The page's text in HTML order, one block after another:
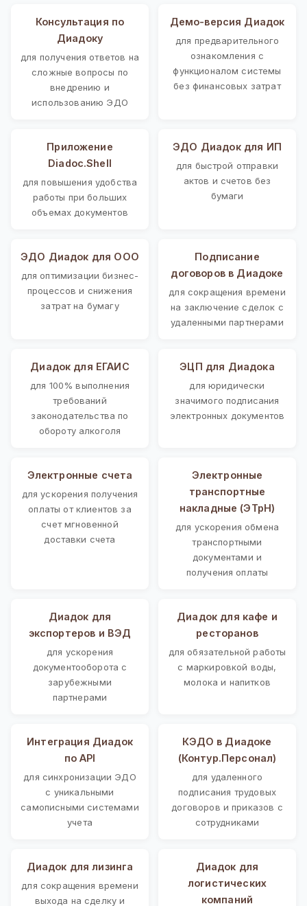
Консультация по
Диадоку
для получения ответов на
сложные вопросы по
внедрению и
использованию ЭДО
Демо-версия Диадок
для предварительного
ознакомления с
функционалом системы
без финансовых затрат
Приложение
Diadoc.Shell
для повышения удобства
работы при больших
объемах документов
ЭДО Диадок для ИП
для быстрой отправки
актов и счетов без
бумаги
ЭДО Диадок для ООО
для оптимизации бизнес-
процессов и снижения
затрат на бумагу
Подписание
договоров в Диадоке
для сокращения времени
на заключение сделок с
удаленными партнерами
Диадок для ЕГАИС
для 100% выполнения
требований
законодательства по
обороту алкоголя
ЭЦП для Диадока
для юридически
значимого подписания
электронных документов
Электронные счета
для ускорения получения
оплаты от клиентов за
счет мгновенной
доставки счета
Электронные
транспортные
накладные (ЭТрН)
для ускорения обмена
транспортными
документами и
получения оплаты
Диадок для
экспортеров и ВЭД
для ускорения
документооборота с
зарубежными
партнерами
Диадок для кафе и
ресторанов
для обязательной работы
с маркировкой воды,
молока и напитков
Интеграция Диадок
по API
для синхронизации ЭДО
с уникальными
самописными системами
учета
КЭДО в Диадоке
(Контур.Персонал)
для удаленного
подписания трудовых
договоров и приказов с
сотрудниками
Диадок для лизинга
для сокращения времени
выхода на сделку и
Диадок для
логистических
компаний